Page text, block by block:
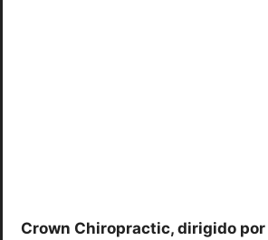
Crown Chiropractic, dirigido por